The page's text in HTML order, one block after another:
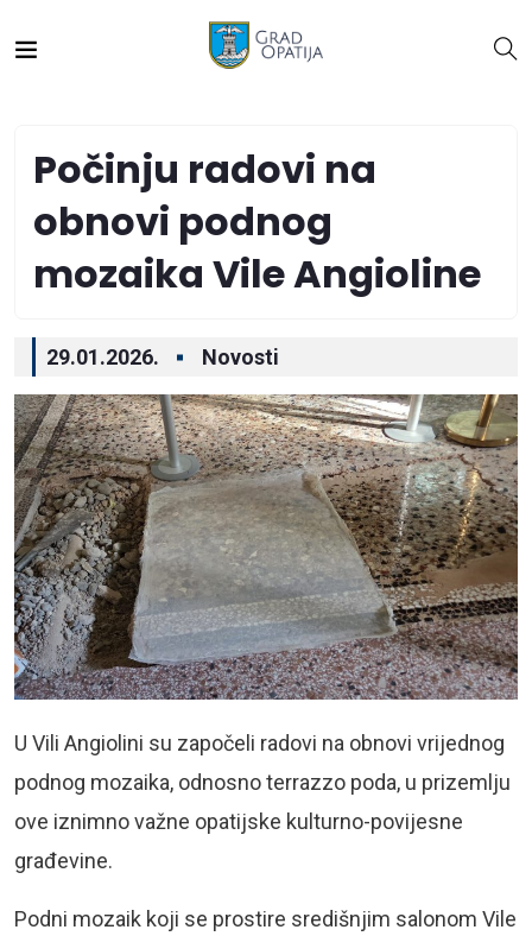
Počinju radovi na
obnovi podnog
mozaika Vile Angioline
29.01.2026. Novosti
U Vili Angiolini su započeli radovi na obnovi vrijednog
podnog mozaika, odnosno terrazzo poda, u prizemlju
ove iznimno važne opatijske kulturno-povijesne
građevine.
Podni mozaik koji se prostire središnjim salonom Vile